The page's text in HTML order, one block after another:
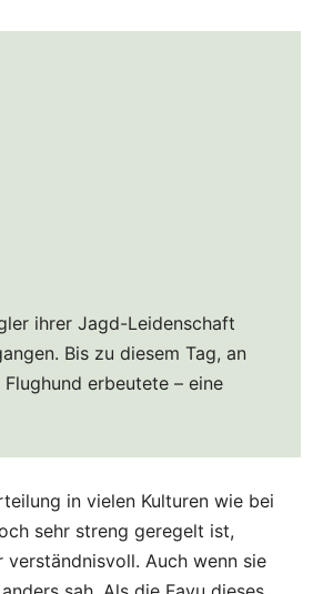
ihrer Jagd-Leidenschaft
Bis zu diesem Tag, an
erbeutete – eine
in vielen Kulturen wie bei
sehr streng geregelt ist,
verständnisvoll. Auch wenn sie